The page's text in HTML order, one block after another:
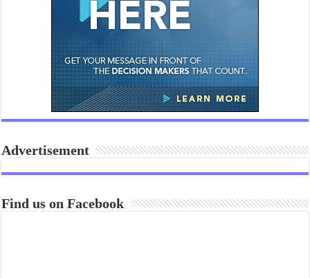
Advertisement
Find us on Facebook